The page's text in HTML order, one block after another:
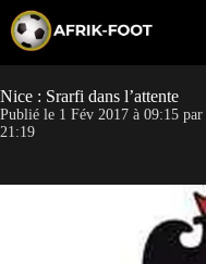
p
t
o
c
t
Nice : Srarfi dans l’attente
Publié le 1 Fév 2017 à 09:15 par
21:19